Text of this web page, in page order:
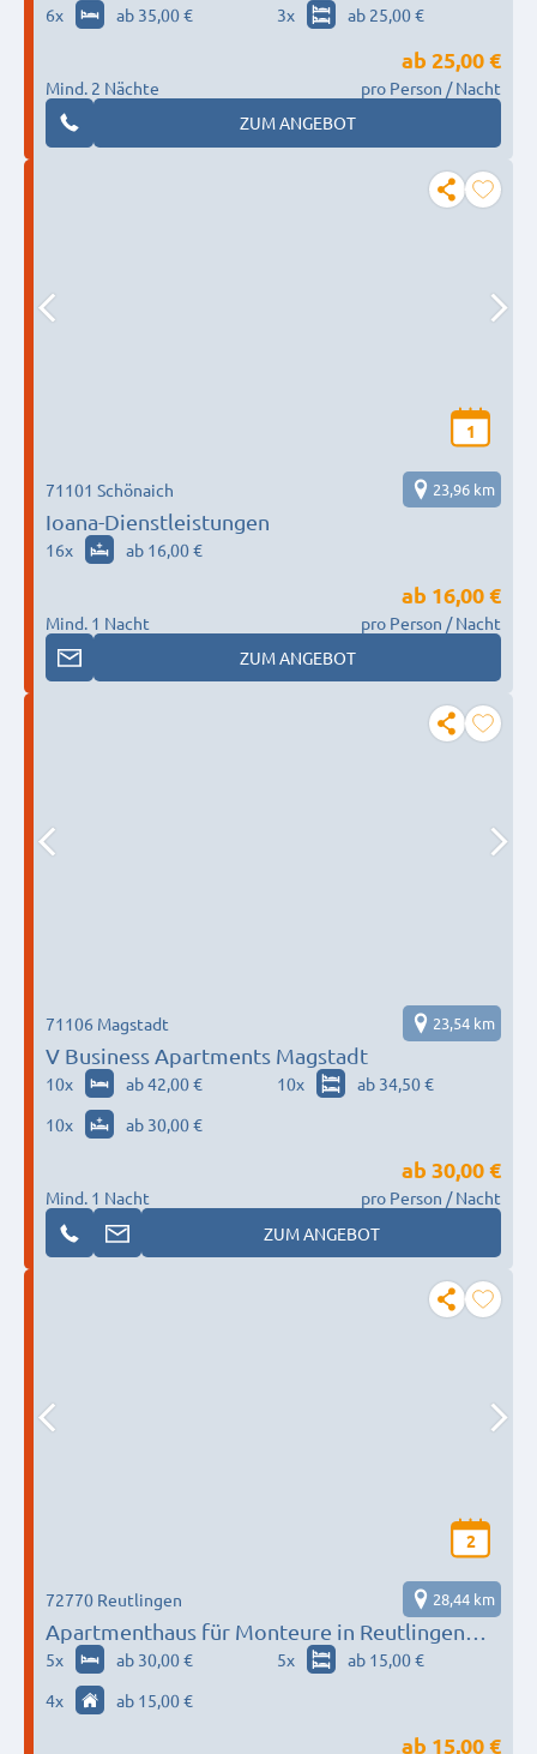
6x ab 35,00 € 3x ab 25,00 €
Mind. 2 Nächte
ab 25,00 €
pro Person / Nacht
ZUM ANGEBOT
1
Ioana-Dienstleistungen
71101 Schönaich 23,96 km
16x ab 16,00 €
Mind. 1 Nacht
ab 16,00 €
pro Person / Nacht
ZUM ANGEBOT
V Business Apartments Magstadt
71106 Magstadt 23,54 km
10x ab 42,00 € 10x
ab 34,50 €
10x ab 30,00 €
Mind. 1 Nacht
ab 30,00 €
pro Person / Nacht
ZUM ANGEBOT
2
Apartmenthaus für Monteure in Reutlingen
NEU Wifi Smart TV Parkplatz
72770 Reutlingen 28,44 km
5x ab 30,00 € 5x
ab 15,00 €
4x ab 15,00 €
ab 15,00 €